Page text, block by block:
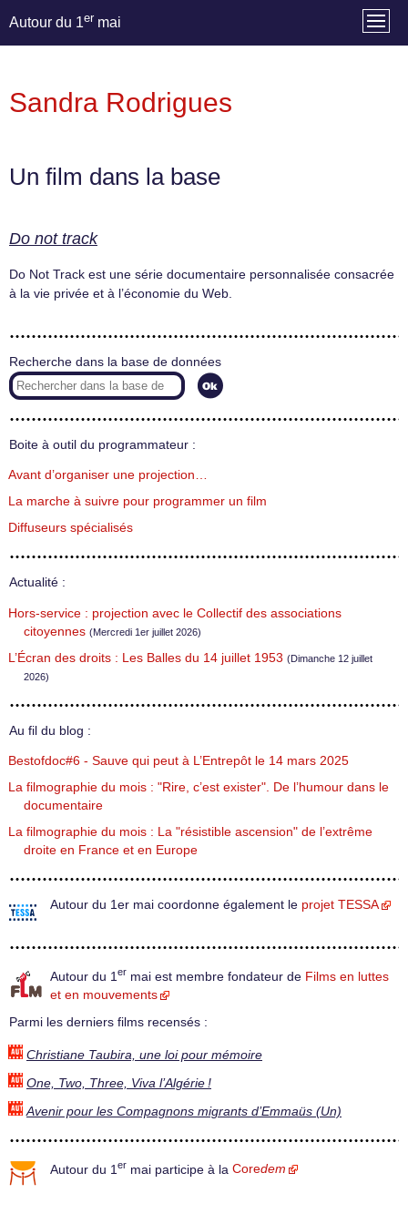
Autour du 1er mai
Sandra Rodrigues
Un film dans la base
Do not track
Do Not Track est une série documentaire personnalisée consacrée
à la vie privée et à l’économie du Web.
Recherche dans la base de données
Boite à outil du programmateur :
Avant d’organiser une projection…
La marche à suivre pour programmer un film
Diffuseurs spécialisés
Actualité :
Hors-service : projection avec le Collectif des associations
citoyennes (Mercredi 1er juillet 2026)
L’Écran des droits : Les Balles du 14 juillet 1953 (Dimanche 12 juillet
2026)
Au fil du blog :
Bestofdoc#6 - Sauve qui peut à L’Entrepôt le 14 mars 2025
La filmographie du mois : "Rire, c’est exister". De l’humour dans le
documentaire
La filmographie du mois : La "résistible ascension" de l’extrême
droite en France et en Europe
Autour du 1er mai coordonne également le projet TESSA
Autour du 1 er mai est membre fondateur de Films en luttes
et en mouvements
Parmi les derniers films recensés :
Christiane Taubira, une loi pour mémoire
One, Two, Three, Viva l’Algérie !
Avenir pour les Compagnons migrants d’Emmaüs (Un)
Autour du 1 er mai participe à la Coredem